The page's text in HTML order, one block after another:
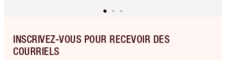
INSCRIVEZ-VOUS POUR RECEVOIR DES
COURRIELS